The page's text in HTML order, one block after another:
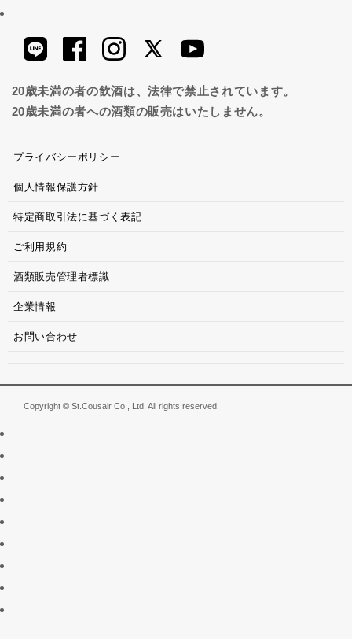
20歳未満の者の飲酒は、法律で禁止されています。
20歳未満の者への酒類の販売はいたしません。
プライバシーポリシー
個人情報保護方針
特定商取引法に基づく表記
ご利用規約
酒類販売管理者標識
企業情報
お問い合わせ
Copyright © St.Cousair Co., Ltd. All rights reserved.